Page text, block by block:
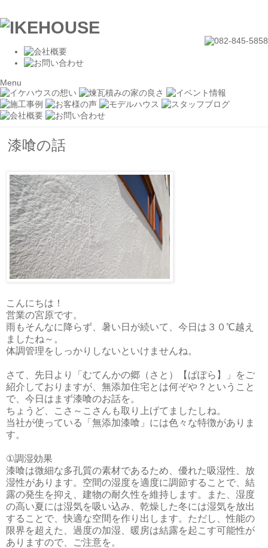
Menu
漆喰の話
こんにちは！
営業の宮原です。
雨もそんなに降らず、暑い日が続いて、今日は３０℃越え
ましたね～。
体調管理をしっかりしないといけませんね。
さて、先日より「むてんかの郷（さと）【ぱぽら】」をご
紹介しておりますが、無添加住宅とは何ぞや？ということ
で、今日はまず漆喰のお話を。
ちょうど、こさ～こさんも取り上げてましたしね。
当社が使っている「無添加漆喰」には色々な特徴がありま
す。
①調湿効果
漆喰は微細な多孔質の素材であるため、優れた吸湿性、放
湿性があります。空間の湿度を適度に調節することで、結
露の発生を抑え、建物の耐久性を維持します。また、湿度
の高い夏には湿気を吸い込み、乾燥した冬には湿気を放出
することで、快適な空間を作り出します。ただし、性能の
限界を超えた、過度の加湿、暖房は結露を起こす可能性が
ありますので、ご注意を。